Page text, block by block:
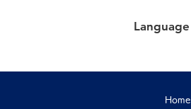
Language
Home